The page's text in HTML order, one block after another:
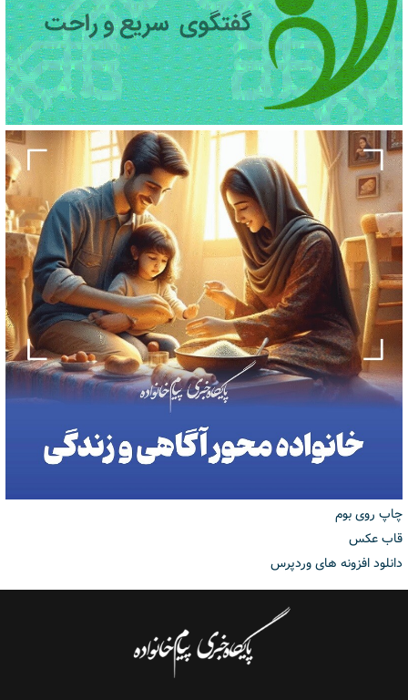
چاپ روی بوم
قاب عکس
دانلود افزونه های وردپرس